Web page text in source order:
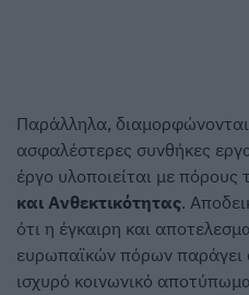
Παράλληλα,
ασφαλέστερες συνθήκες
έργο υλοποιείται με πόρους
και Ανθεκτικότητας.
ότι η έγκαιρη και
ευρωπαϊκών πόρων
ισχυρό κοινωνικό